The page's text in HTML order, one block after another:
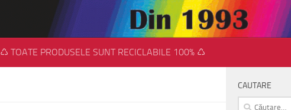
♺ TOATE PRODUSELE SUNT RECICLABILE 100% ♺
CAUTARE
Caută